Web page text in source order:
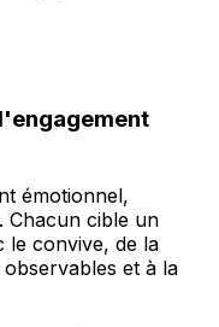
émotionnel,
Chacun cible un
le convive, de la
et à la